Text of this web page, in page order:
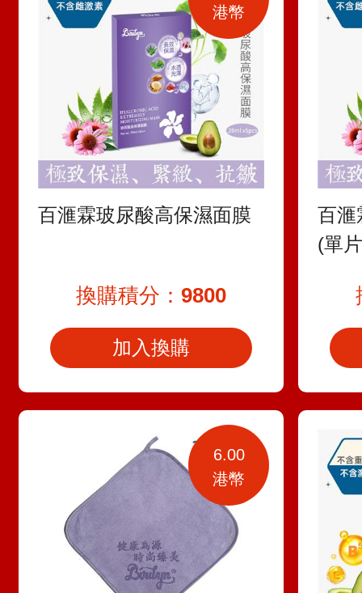
百滙霖玻尿酸高保濕面膜
港幣
換購積分： 9800
加入換購
百滙
(單
6.00
港幣